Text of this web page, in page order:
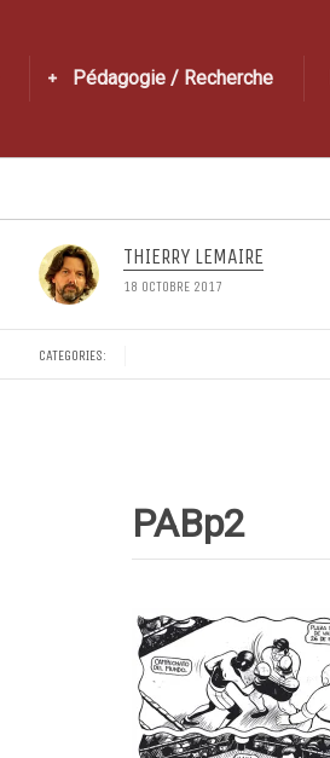
Pédagogie / Recherche
THIERRY LEMAIRE
18 OCTOBRE 2017
CATEGORIES:
PABp2